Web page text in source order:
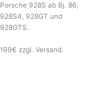
Porsche 928S ab Bj. 86,
928S4, 928GT und
928GTS.
199€ zzgl. Versand.